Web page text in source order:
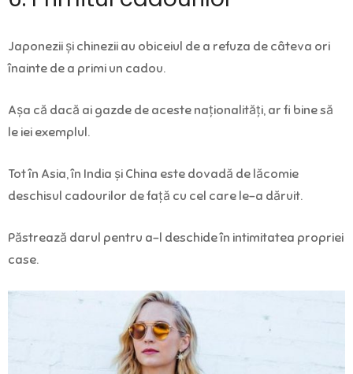
Japonezii și chinezii au obiceiul de a refuza de câteva ori
înainte de a primi un cadou.
Așa că dacă ai gazde de aceste naționalități, ar fi bine să
le iei exemplul.
Tot în Asia, în India și China este dovadă de lăcomie
deschisul cadourilor de față cu cel care le-a dăruit.
Păstrează darul pentru a-l deschide în intimitatea propriei
case.